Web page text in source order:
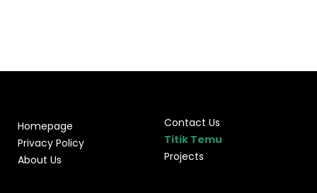
Homepage
Privacy Policy
About Us
Contact Us
Titik Temu
Projects